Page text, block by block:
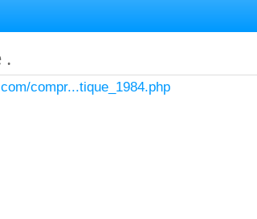
.
compr...tique_1984.php